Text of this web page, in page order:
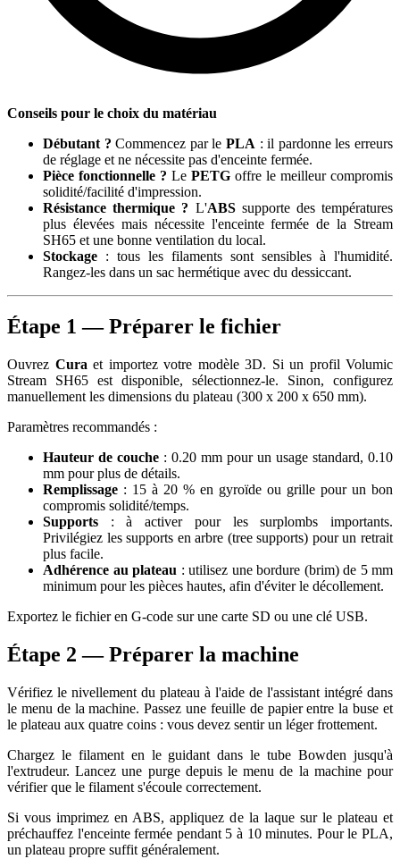
Conseils pour le choix du matériau
Débutant ? Commencez par lePLA : il pardonne les erreurs
de réglage et ne nécessite pas d'enceinte fermée.
Pièce fonctionnelle ? Le PETG offre le meilleur compromis
solidité/facilité d'impression.
Résistance thermique ? L'ABSsupporte des températures
plus élevées mais nécessite l'enceinte fermée de la Stream
SH65 et une bonne ventilation du local.
Stockage : tous les filaments sont sensibles à l'humidité.
Rangez-les dans un sac hermétique avec du dessiccant.
Étape 1 — Préparer le fichier
Ouvrez Cura et importez votre modèle 3D. Si un profil Volumic
Stream SH65 est disponible, sélectionnez-le. Sinon, configurez
manuellement les dimensions du plateau (300 x 200 x 650 mm).
Paramètres recommandés :
Hauteur de couche : 0.20 mm pour un usage standard, 0.10
mm pour plus de détails.
Remplissage : 15 à 20 % en gyroïde ou grille pour un bon
compromis solidité/temps.
Supports : à activer pour les surplombs importants.
Privilégiez les supports en arbre (tree supports) pour un retrait
plus facile.
Adhérence au plateau : utilisez une bordure (brim) de 5 mm
minimum pour les pièces hautes, afin d'éviter le décollement.
Exportez le fichier en G-code sur une carte SD ou une clé USB.
Étape 2 — Préparer la machine
Vérifiez le nivellement du plateau à l'aide de l'assistant intégré dans
le menu de la machine. Passez une feuille de papier entre la buse et
le plateau aux quatre coins : vous devez sentir un léger frottement.
Chargez le filament en le guidant dans le tube Bowden jusqu'à
l'extrudeur. Lancez une purge depuis le menu de la machine pour
vérifier que le filament s'écoule correctement.
Si vous imprimez en ABS, appliquez de la laque sur le plateau et
préchauffez l'enceinte fermée pendant 5 à 10 minutes. Pour le PLA,
un plateau propre suffit généralement.